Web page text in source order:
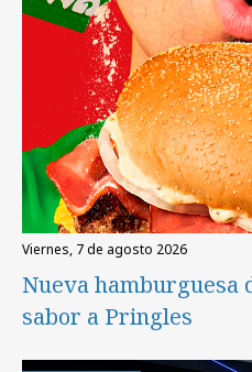
viernes, 7 de agosto 2026
Nueva hamburguesa
sabor a Pringles